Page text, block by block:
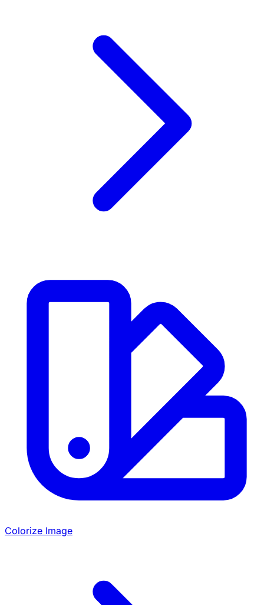
Colorize Image